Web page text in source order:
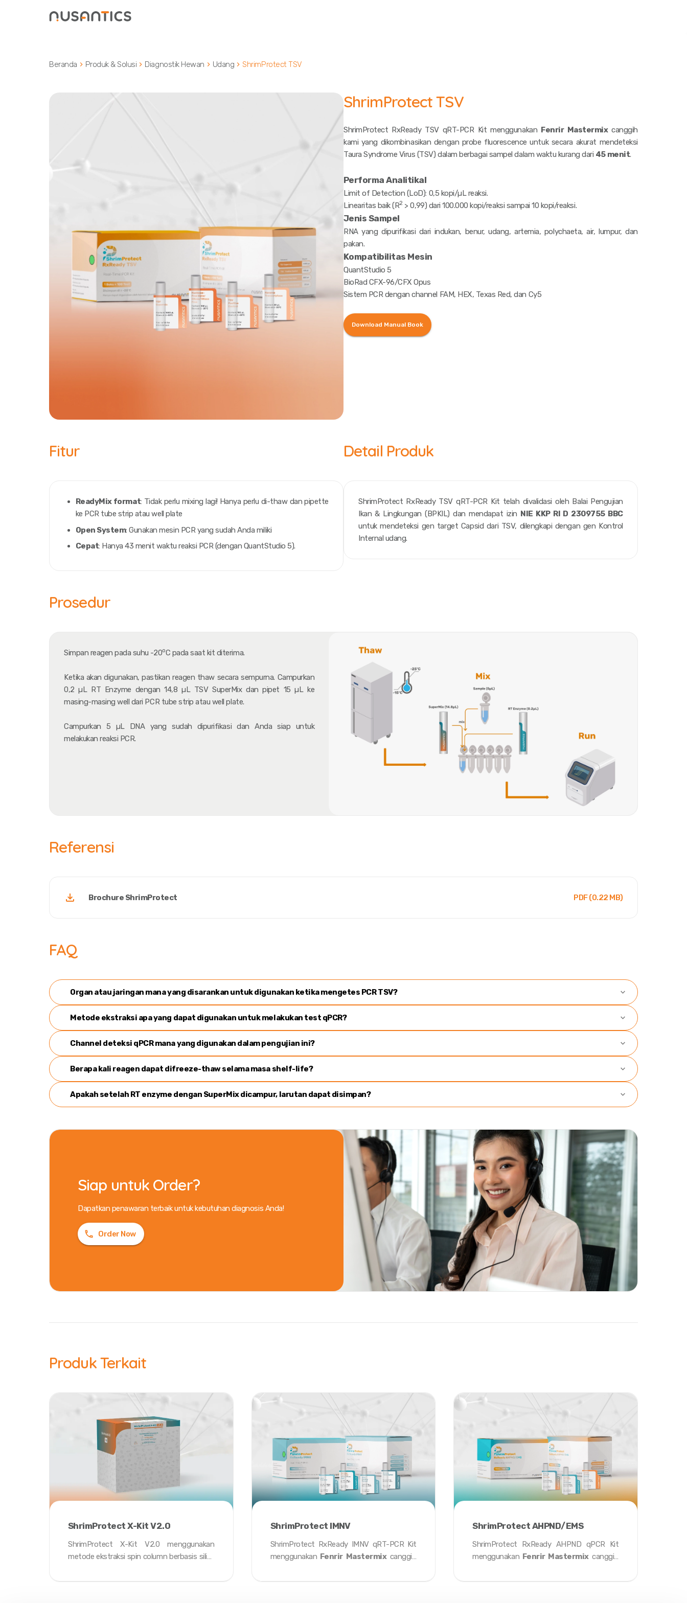
Beranda Produk & Solusi Diagnostik Hewan Udang ShrimProtect TSV
ShrimProtect TSV
ShrimProtect RxReady TSV qRT-PCR Kit menggunakan Fenrir Mastermixcanggih
kami yang dikombinasikan dengan probe fluorescence untuk secara akurat mendeteksi
Taura Syndrome Virus (TSV) dalam berbagai sampel dalam waktu kurang dari 45 menit.
Performa Analitikal
Limit of Detection (LoD): 0,5 kopi/µL reaksi.
Linearitas baik (R2 > 0,99) dari 100.000 kopi/reaksi sampai 10 kopi/reaksi.
Jenis Sampel
RNA yang dipurifikasi dari indukan, benur, udang, artemia, polychaeta, air, lumpur, dan
pakan.
Kompatibilitas Mesin
QuantStudio 5
BioRad CFX-96/CFX Opus
Sistem PCR dengan channel FAM, HEX, Texas Red, dan Cy5
Download Manual Book
Fitur
ReadyMix format: Tidak perlu mixing lagi! Hanya perlu di-thawdanpipette
ke PCR tube strip atauwell plate
Open System: Gunakan mesin PCR yang sudah Anda miliki
Cepat: Hanya 43 menit waktu reaksi PCR (dengan QuantStudio 5).
Detail Produk
ShrimProtect RxReady TSV qRT-PCR Kit telah divalidasi oleh Balai Pengujian
Ikan & Lingkungan (BPKIL) dan mendapat izin NIE KKP RI D 2309755 BBC
untuk mendeteksi gen target Capsid dari TSV, dilengkapi dengan gen Kontrol
Internal udang.
Prosedur
Simpan reagen pada suhu -20oC pada saat kit diterima.
Ketika akan digunakan, pastikan reagen thawsecara sempurna. Campurkan
0,2 µL RT Enzyme dengan 14,8 µL TSV SuperMix dan pipet 15 µL ke
masing-masing well dari PCR tube strip atau well plate.
Campurkan 5 µL DNA yang sudah dipurifikasi dan Anda siap untuk
melakukan reaksi PCR.
Referensi
Brochure ShrimProtect PDF(0.22 MB)
FAQ
Organ atau jaringan mana yang disarankan untuk digunakan ketika mengetes PCR TSV?
Metode ekstraksi apa yang dapat digunakan untuk melakukan test qPCR?
Channel deteksi qPCR mana yang digunakan dalam pengujian ini?
Berapa kali reagen dapat difreeze-thawselama masa shelf-life?
Apakah setelah RT enzyme dengan SuperMix dicampur, larutan dapat disimpan?
Siap untuk Order?
Dapatkan penawaran terbaik untuk kebutuhan diagnosis Anda!
Order Now
Produk Terkait
ShrimProtect X-Kit V2.0
ShrimProtect X-Kit V2.0 menggunakan
metode ekstraksi spin columnberbasis silika
acid(DNA & RNA)denganyieldyang lebih
ShrimProtect IMNV
ShrimProtect RxReady IMNV qRT-PCR Kit
menggunakan Fenrir Mastermixcanggih
fluorescenceuntuk secara akurat
ShrimProtect AHPND/EMS
ShrimProtect RxReady AHPND qPCR Kit
menggunakan Fenrir Mastermixcanggih
fluorescenceuntuk secara akurat